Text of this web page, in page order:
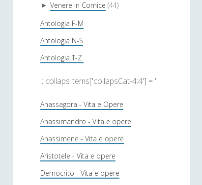
► Venere in Cornice (44)
Antologia F-M
Antologia N-S
Antologia T-Z.
'; collapsItems['collapsCat-4:4'] = '
Anassagora - Vita e Opere
Anassimandro - Vita e opere
Anassimene - Vita e opere
Aristotele - Vita e opere
Democrito - Vita e opere